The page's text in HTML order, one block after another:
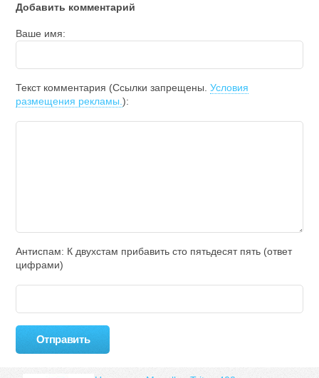
Добавить комментарий
Ваше имя:
Текст комментария (Ссылки запрещены.Условия
размещения рекламы.):
Антиспам: К двухcтам прибавить cто пятьдecят пять (ответ
цифрами)